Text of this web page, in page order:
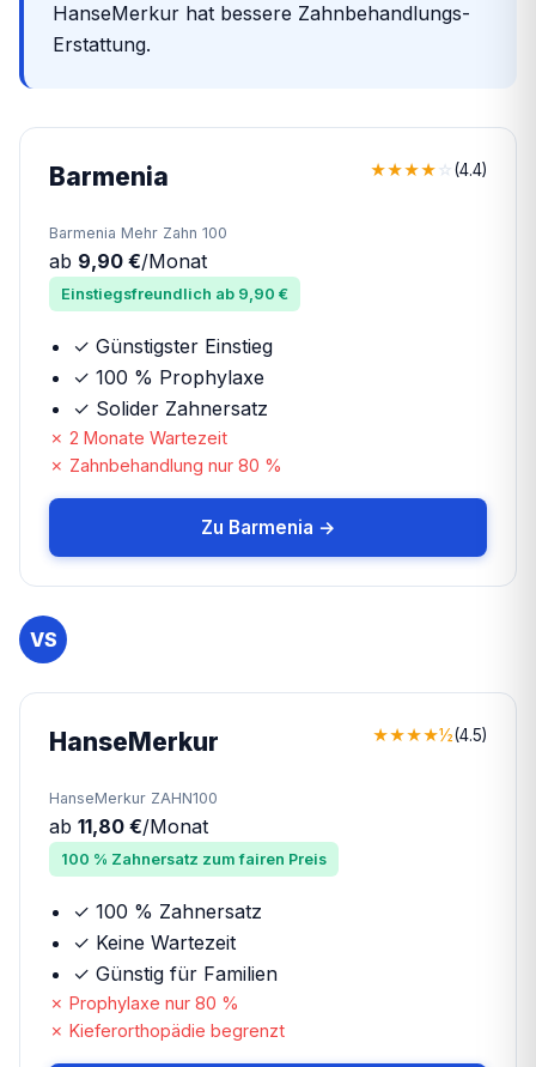
HanseMerkur hat bessere Zahnbehandlungs-
Erstattung.
Barmenia ★★★★ ☆(4.4)
Barmenia Mehr Zahn 100
ab 9,90 €/Monat
Einstiegsfreundlich ab 9,90 €
✓ Günstigster Einstieg
✓ 100 % Prophylaxe
✓ Solider Zahnersatz
✗ 2 Monate Wartezeit
✗ Zahnbehandlung nur 80 %
Zu Barmenia →
VS
HanseMerkur ★★★★½(4.5)
HanseMerkur ZAHN100
ab 11,80 €/Monat
100 % Zahnersatz zum fairen Preis
✓ 100 % Zahnersatz
✓ Keine Wartezeit
✓ Günstig für Familien
✗ Prophylaxe nur 80 %
✗ Kieferorthopädie begrenzt